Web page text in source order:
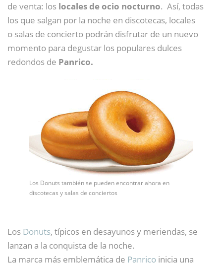
de venta: los locales de ocio nocturno. Así, todas
los que salgan por la noche en discotecas, locales
o salas de concierto podrán disfrutar de un nuevo
momento para degustar los populares dulces
redondos de Panrico.
Los Donuts también se pueden encontrar ahora en
discotecas y salas de conciertos
Los Donuts, típicos en desayunos y meriendas, se
lanzan a la conquista de la noche.
La marca más emblemática de Panrico inicia una